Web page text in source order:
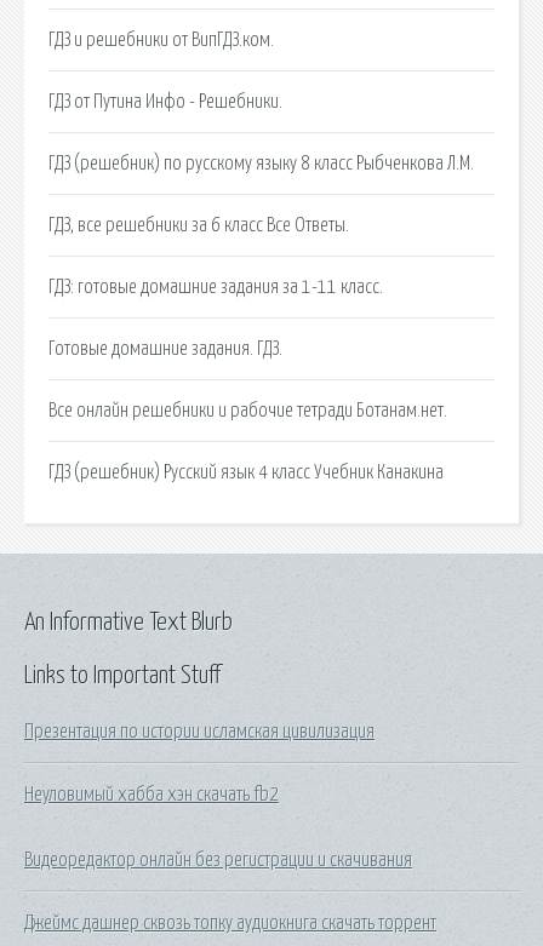
ГДЗ и решебники от ВипГДЗ.ком.
ГДЗ от Путина Инфо - Решебники.
ГДЗ (решебник) по русскому языку 8 класс Рыбченкова Л.М.
ГДЗ, все решебники за 6 класс Все Ответы.
ГДЗ: готовые домашние задания за 1-11 класс.
Готовые домашние задания. ГДЗ.
Все онлайн решебники и рабочие тетради Ботанам.нет.
ГДЗ (решебник) Русский язык 4 класс Учебник Канакина
Links to Important Stuff
Презентация по истории исламская цивилизация
Неуловимый хабба хэн скачать fb2
Видеоредактор онлайн без регистрации и скачивания
Джеймс дашнер сквозь топку аудиокнига скачать торрент
An Informative Text Blurb